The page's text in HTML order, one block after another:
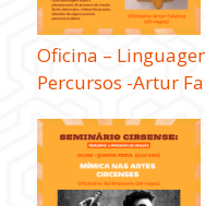
Oficina –
Percursos -Artur